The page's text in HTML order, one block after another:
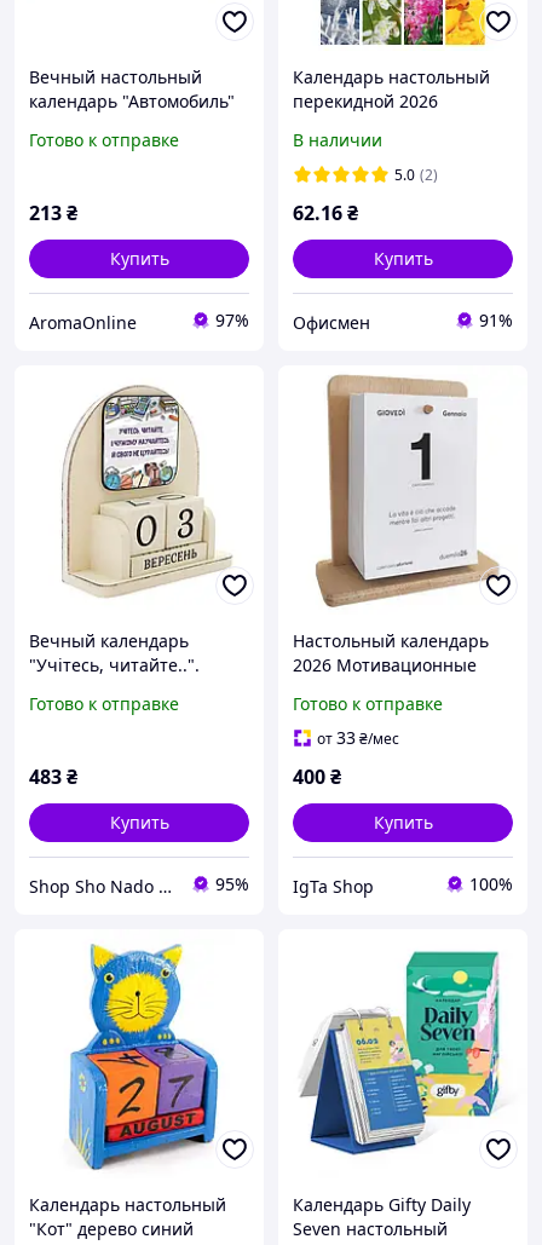
Вечный настольный
календарь "Автомобиль"
Индонезия
Готово к отправке
213₴
Купить
AromaOnline 97%
Календарь настольный
перекидной 2026
(BM.2104)
В наличии
5.0 (2)
62.16₴
Купить
Офисмен 91%
Вечный календарь
"Учітесь, читайте..".
бесконечный календарь с
Готово к отправке
483₴
Купить
Shop Sho Nado - интернет магазин подарков и украшений 95%
Настольный календарь
2026 Мотивационные
Graphics® Итальянской
Готово к отправке
от33₴/мес
400₴
Купить
IgTa Shop 100%
Календарь настольный
"Кот" дерево синий
Календарь Gifty Daily
Seven настольный